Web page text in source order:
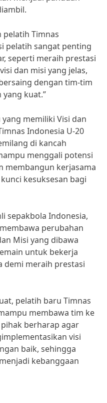
pelatih Timnas
pelatih sangat penting
seperti meraih prestasi
dan misi yang jelas,
dengan tim-tim
kuat.”
memiliki Visi dan
Indonesia U-20
di kancah
menggali potensi
membangun kerjasama
kesuksesan bagi
sepakbola Indonesia,
perubahan
Misi yang dibawa
untuk bekerja
demi meraih prestasi
pelatih baru Timnas
membawa tim ke
berharap agar
visi
baik, sehingga
kebanggaan